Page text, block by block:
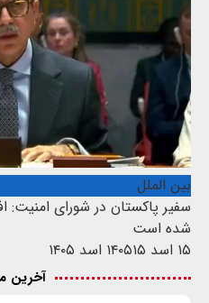
بین الملل
سفیر پاکستان در شورای امنیت:
شده است
۱۵ اسد ۱۴۰۵
۱۵ اسد ۱۴۰۵
آخرین